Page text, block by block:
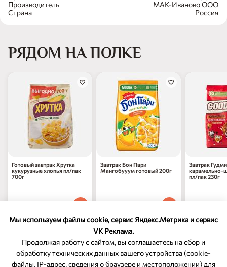
Мы используем файлы cookie, сервис Яндекс.Метрика и сервис
VK Реклама.
Продолжая работу с сайтом, вы соглашаетесь на сбор и
обработку технических данных вашего устройства (cookie-
файлы, IP-адрес, сведения о браузере и местоположении) для
Производитель
МАК-Иваново ООО
Страна
Россия
РЯДОМ НА ПОЛКЕ
Готовый завтрак Хрутка
кукурузные хлопья пл/пак
700г
Завтрак Бон Пари
Мангобууум готовый 200г
Завтрак
карамельно-
пл/пак 230г